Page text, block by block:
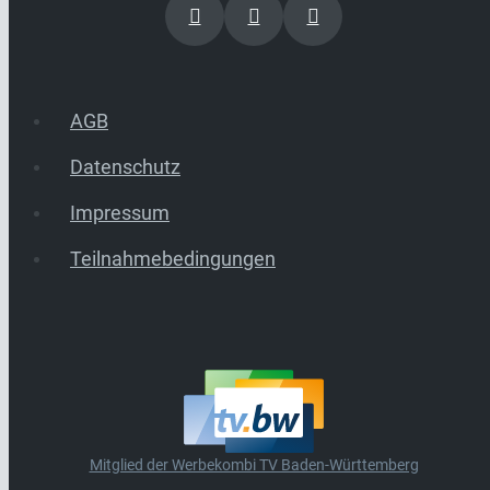
AGB
Datenschutz
Impressum
Teilnahmebedingungen
Mitglied der Werbekombi TV Baden-Württemberg